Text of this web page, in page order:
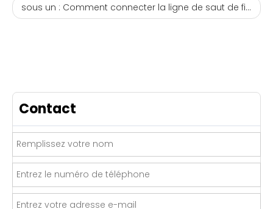
sous un : Comment connecter la ligne de saut de fibre multimode ?
Contact